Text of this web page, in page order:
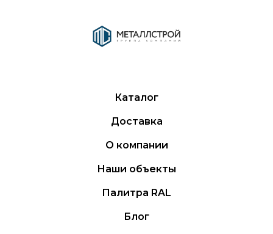
Каталог
Доставка
О компании
Наши объекты
Палитра RAL
Блог